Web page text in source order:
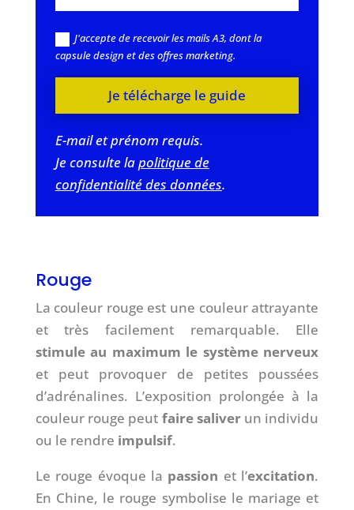
J'accepte de recevoir les mails A3, dont la
capsule design et des offres marketing.
Je télécharge le guide
E-mail et prénom requis.
Je consulte lapolitique de
confidentialité des données.
Rouge
La couleur rouge est une couleur attrayante
et très facilement remarquable. Elle
stimule au maximum le système nerveux
et peut provoquer de petites poussées
d’adrénalines. L’exposition prolongée à la
couleur rouge peut faire saliverun individu
ou le rendre impulsif.
Le rouge évoque la passion et l’excitation.
En Chine, le rouge symbolise le mariage et